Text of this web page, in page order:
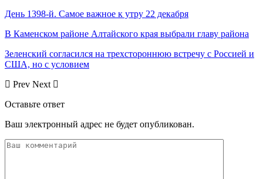
День 1398-й. Самое важное к утру 22 декабря
В Каменском районе Алтайского края выбрали главу района
Зеленский согласился на трехстороннюю встречу с Россией и
США, но с условием
Prev Next
Оставьте ответ
Ваш электронный адрес не будет опубликован.